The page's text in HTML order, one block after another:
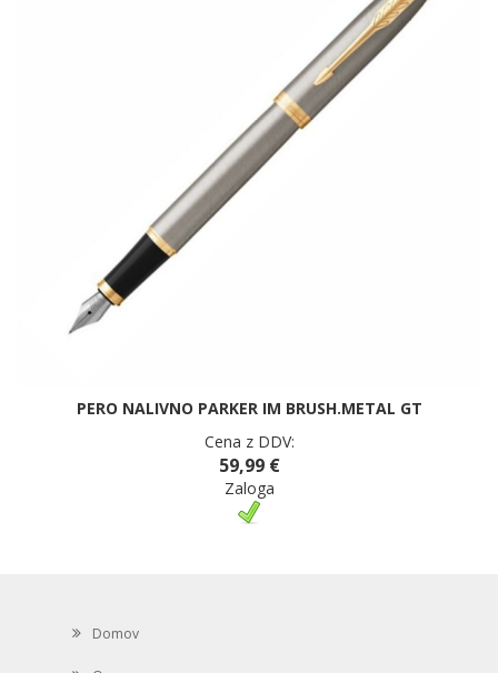
PERO NALIVNO PARKER IM BRUSH.METAL GT
Cena z DDV:
59,99 €
Zaloga
Domov